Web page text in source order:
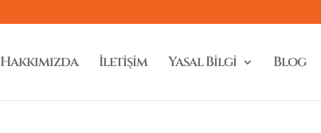
Hakkımızda İletişim Yasal Bilgi Blog